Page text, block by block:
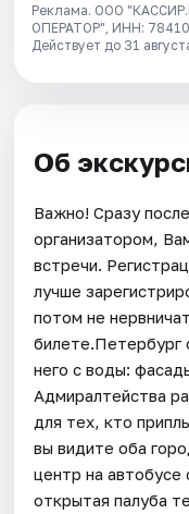
Реклама. ООО
ОПЕРАТОР", ИНН:
Действует до 31
Об
Важно! Сразу
организатором,
встречи.
лучше
потом не
билете.Петербург
него с воды:
Адмиралтейства
для тех, кто
вы видите оба
центр на
открытая палуба